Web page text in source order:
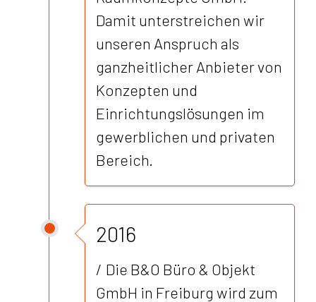
Damit unterstreichen wir
unseren Anspruch als
ganzheitlicher Anbieter von
Konzepten und
Einrichtungslösungen im
gewerblichen und privaten
Bereich.
2016
/ Die B&O Büro & Objekt
GmbH in Freiburg wird zum